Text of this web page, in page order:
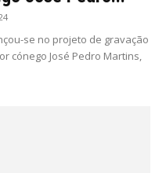
se no projeto de gravação
cónego José Pedro Martins,